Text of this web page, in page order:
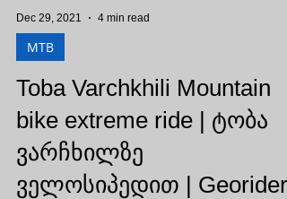
Dec 29, 2021 4 min read
MTB
Toba Varchkhili Mountain
bike extreme ride | ტობა
ვარჩხილზე
ველოსიპედით | Georiders